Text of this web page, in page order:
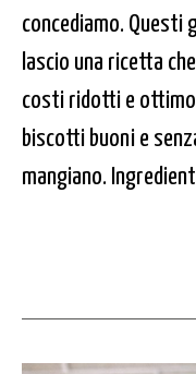
concediamo. Questi
lascio una ricetta
costi ridotti e
biscotti buoni e
mangiano.